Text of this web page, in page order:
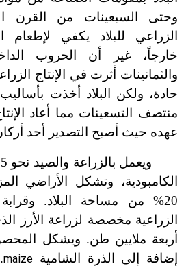
وحتى السبعينات من القرن
الزراعي للبلاد يكفي لإطعام
خارجاً، غير أن الحروب
والثمانينات أثرت في الإنتاج
حادة، ولكن البلاد أخذت
منتصف التسعينات مما أعاد
عهده حيث أصبح التصدير أحد
الكامبودية، وتشكل الأراضي
الزراعية مخصصة لزراعة الأرز
أربعة ملايين طن. ويشكل
إضافة إلى الذرة الشامية maize